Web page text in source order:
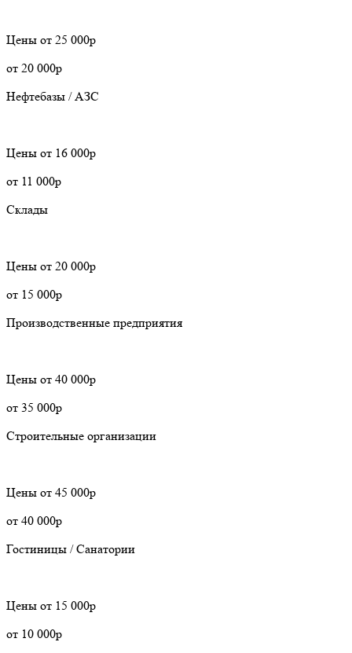
Цены от 25 000р
от 20 000р
Нефтебазы / АЗС
Цены от 16 000р
от 11 000р
Склады
Цены от 20 000р
от 15 000р
Производственные предприятия
Цены от 40 000р
от 35 000р
Строительные организации
Цены от 45 000р
от 40 000р
Гостиницы / Санатории
Цены от 15 000р
от 10 000р